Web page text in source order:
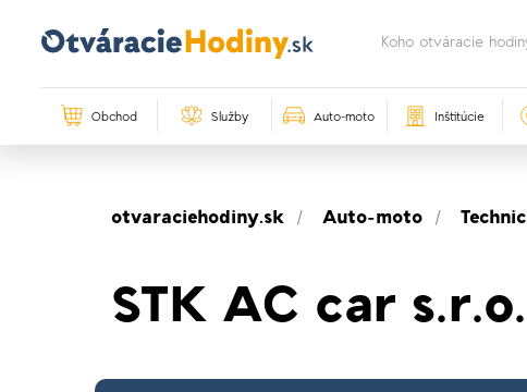
Obchod Služby Auto-moto Inštitúcie
otvaraciehodiny.sk Auto-moto
STK AC car s.r.o.